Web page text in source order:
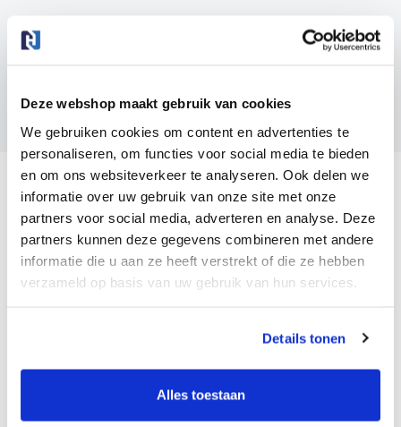
Deze webshop maakt gebruik van cookies
We gebruiken cookies om content en advertenties te
personaliseren, om functies voor social media te bieden
en om ons websiteverkeer te analyseren. Ook delen we
informatie over uw gebruik van onze site met onze
partners voor social media, adverteren en analyse. Deze
partners kunnen deze gegevens combineren met andere
informatie die u aan ze heeft verstrekt of die ze hebben
verzameld op basis van uw gebruik van hun services.
onze cookies en uw voorkeuren aanpassen. Door op
‘Accepteren’ te klikken, gaat u akkoord met het gebruik
van alle cookies zoals omschreven in ons privacy
Details tonen
Alles toestaan
Andere suggesties…
Kunststof (rec) kruispalen /
weidepalen